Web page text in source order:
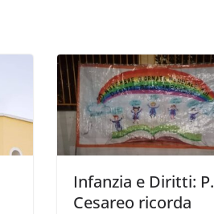
Infanzia e Diritti: P.
Cesareo ricorda